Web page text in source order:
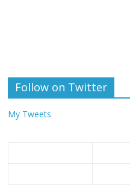
Follow on Twitter
My Tweets